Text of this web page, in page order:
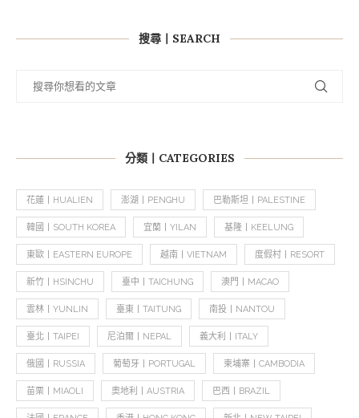
搜尋丨SEARCH
分類丨CATEGORIES
花蓮丨HUALIEN 澎湖丨PENGHU 巴勒斯坦丨PALESTINE
韓國丨SOUTH KOREA 宜蘭丨YILAN 基隆丨KEELUNG
東歐丨EASTERN EUROPE 越南丨VIETNAM 度假村丨RESORT
新竹丨HSINCHU 臺中丨TAICHUNG 澳門丨MACAO
雲林丨YUNLIN 臺東丨TAITUNG 南投丨NANTOU
臺北丨TAIPEI 尼泊爾丨NEPAL 義大利丨ITALY
俄國丨RUSSIA 葡萄牙丨PORTUGAL 柬埔寨丨CAMBODIA
苗栗丨MIAOLI 奧地利丨AUSTRIA 巴西丨BRAZIL